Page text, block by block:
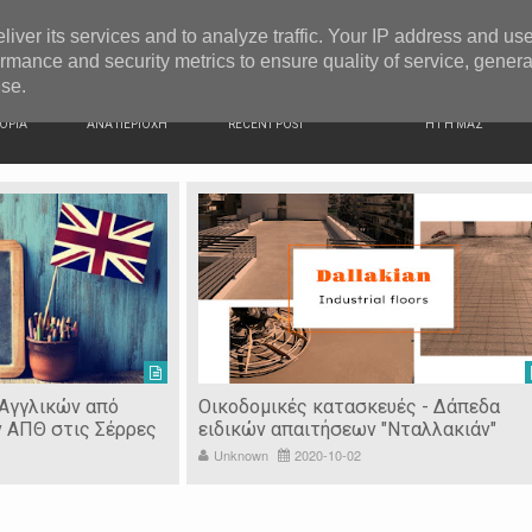
ΑΝΑ ΠΕΡΙΟΧΗ RECENT POST Η ΓΗ ΜΑΣ
από
ΑΠΘ στις Σέρρες
Οικοδομικές κατασκευές - Δάπεδα
ειδικών απαιτήσεων "Νταλλακιάν"
Unknown 2020-10-02
its services and to analyze traffic. Your IP address and
and security metrics to ensure quality of service,